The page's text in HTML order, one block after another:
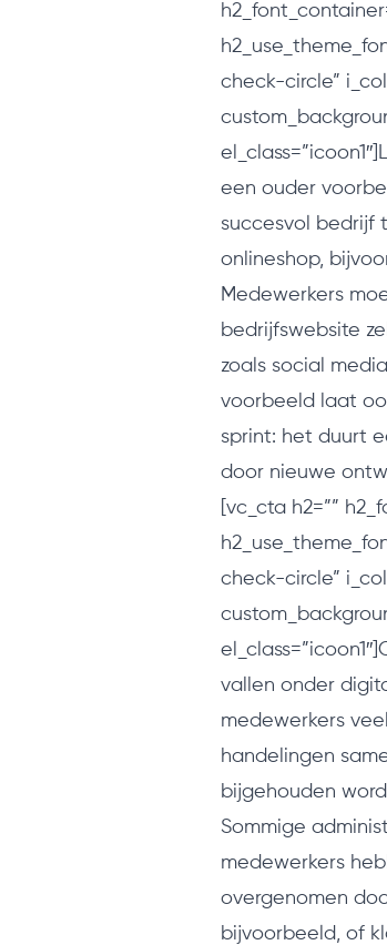
check-circle”
een ouder
succesvol bedrijf
onlineshop,
Medewerkers
bedrijfswebsite
zoals social
voorbeeld laat
sprint: het duurt
door nieuwe
[vc_cta h2=””
check-circle”
vallen onder
medewerkers
handelingen
bijgehouden
Sommige
medewerkers
overgenomen
bijvoorbeeld, of